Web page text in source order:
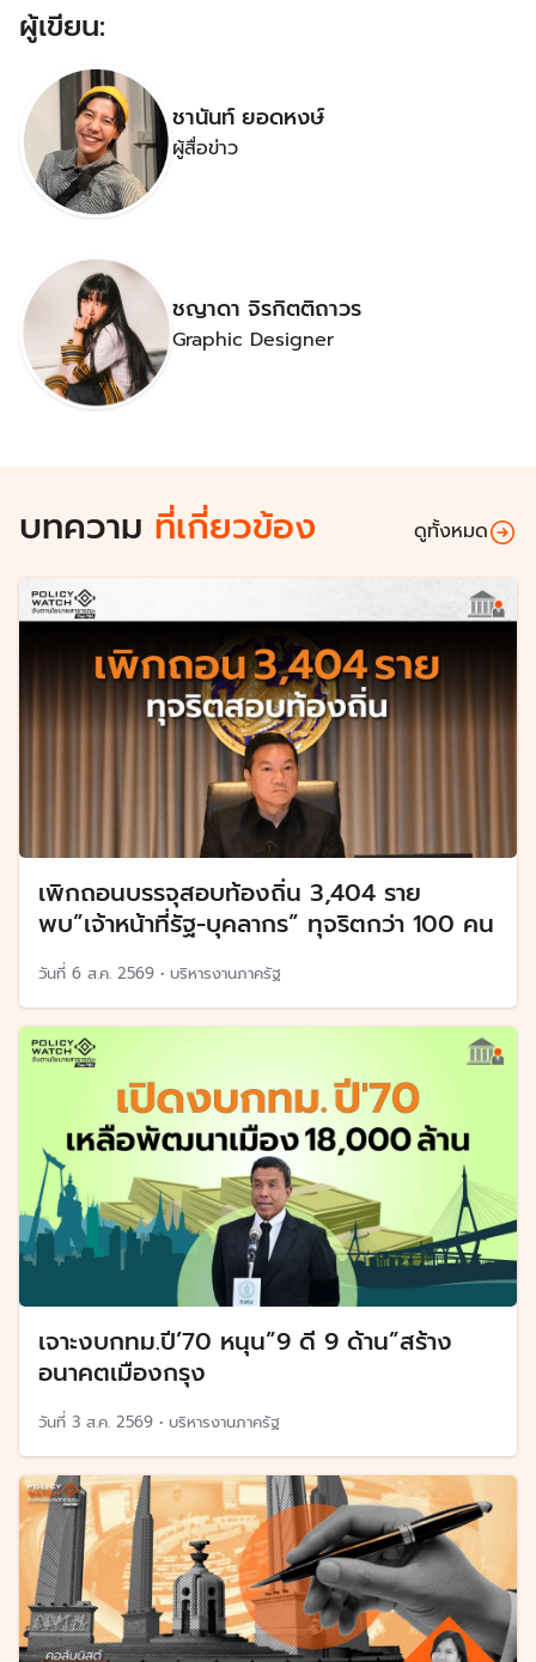
ผู้เขียน:
ชานันท์ ยอดหงษ์
ผู้สื่อข่าว
ชญาดา จิรกิตติถาวร
Graphic Designer
บทความ ที่เกี่ยวข้อง ดูทั้งหมด
เพิกถอนบรรจุสอบท้องถิ่น 3,404 ราย
พบ”เจ้าหน้าที่รัฐ-บุคลากร” ทุจริตกว่า 100 คน
วันที่ 6 ส.ค. 2569 • บริหารงานภาครัฐ
เจาะงบกทม.ปี’70 หนุน”9 ดี 9 ด้าน”สร้าง
อนาคตเมืองกรุง
วันที่ 3 ส.ค. 2569 • บริหารงานภาครัฐ